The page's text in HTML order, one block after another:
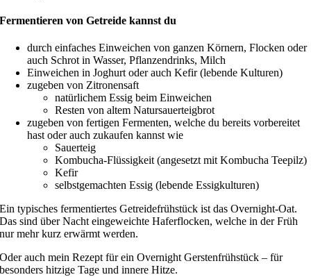
Fermentieren von Getreide kannst du
durch einfaches Einweichen von ganzen Körnern, Flocken oder
auch Schrot in Wasser, Pflanzendrinks, Milch
Einweichen in Joghurt oder auch Kefir (lebende Kulturen)
zugeben von Zitronensaft
natürlichem Essig beim Einweichen
Resten von altem Natursauerteigbrot
zugeben von fertigen Fermenten, welche du bereits vorbereitet
hast oder auch zukaufen kannst wie
Sauerteig
Kombucha-Flüssigkeit (angesetzt mit Kombucha Teepilz)
Kefir
selbstgemachten Essig (lebende Essigkulturen)
Ein typisches fermentiertes Getreidefrühstück ist das Overnight-Oat.
Das sind über Nacht eingeweichte Haferflocken, welche in der Früh
nur mehr kurz erwärmt werden.
Oder auch mein Rezept für ein Overnight Gerstenfrühstück – für
besonders hitzige Tage und innere Hitze.